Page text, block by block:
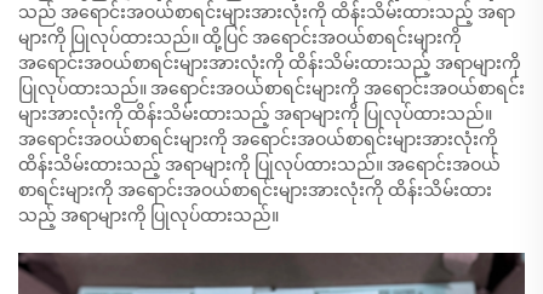
သည် အရောင်းအဝယ်စာရင်းများအားလုံးကို ထိန်းသိမ်းထားသည့် အရာ
များကို ပြုလုပ်ထားသည်။ ထို့ပြင် အရောင်းအဝယ်စာရင်းများကို
အရောင်းအဝယ်စာရင်းများအားလုံးကို ထိန်းသိမ်းထားသည့် အရာများကို
ပြုလုပ်ထားသည်။ အရောင်းအဝယ်စာရင်းများကို အရောင်းအဝယ်စာရင်း
များအားလုံးကို ထိန်းသိမ်းထားသည့် အရာများကို ပြုလုပ်ထားသည်။
အရောင်းအဝယ်စာရင်းများကို အရောင်းအဝယ်စာရင်းများအားလုံးကို
ထိန်းသိမ်းထားသည့် အရာများကို ပြုလုပ်ထားသည်။ အရောင်းအဝယ်
စာရင်းများကို အရောင်းအဝယ်စာရင်းများအားလုံးကို ထိန်းသိမ်းထား
သည့် အရာများကို ပြုလုပ်ထားသည်။